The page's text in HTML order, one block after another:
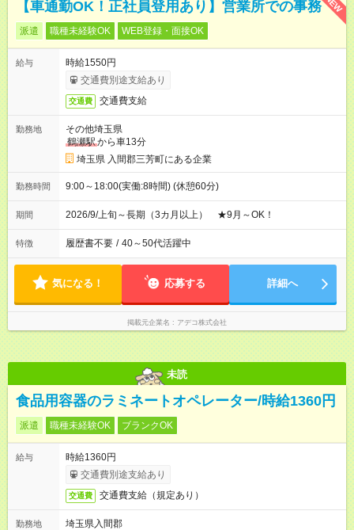
【車通勤OK！正社員登用あり】営業所での事務
派遣 職種未経験OK WEB登録・面接OK
給与
時給1550円
交通費別途支給あり
交通費 交通費支給
勤務地
その他埼玉県
鶴瀬駅から車13分
埼玉県 入間郡三芳町にある企業
勤務時間 9:00～18:00(実働:8時間) (休憩60分)
期間 2026/9/上旬～長期（3カ月以上） ★9月～OK！
特徴 履歴書不要 / 40～50代活躍中
気になる！ 応募する 詳細へ
掲載元企業名 アデコ株式会社
未読
食品用容器のラミネートオペレーター/時給1360円
派遣 職種未経験OK ブランクOK
給与
時給1360円
交通費別途支給あり
交通費 交通費支給（規定あり）
勤務地
埼玉県入間郡